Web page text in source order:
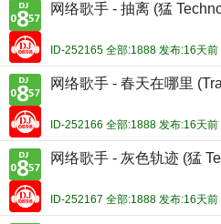
网络歌手 - 抽离 (猛
ID-252165 全部:1888 发布:16天前
网络歌手 - 春天在哪里
ID-252166 全部:1888 发布:16天前
网络歌手 - 灰色轨迹 (猛
ID-252167 全部:1888 发布:16天前